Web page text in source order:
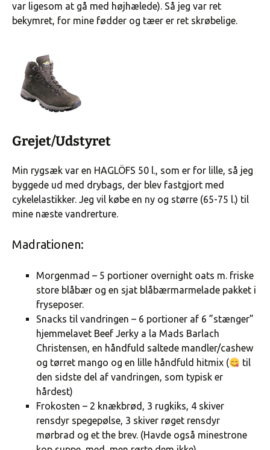
var ligesom at gå med højhælede). Så jeg var ret
bekymret, for mine fødder og tæer er ret skrøbelige.
Grejet/Udstyret
Min rygsæk var en HAGLÖFS 50 l., som er for lille, så jeg
byggede ud med drybags, der blev fastgjort med
cykelelastikker. Jeg vil købe en ny og større (65-75 l.) til
mine næste vandrerture.
Madrationen:
Morgenmad – 5 portioner overnight oats m. friske
store blåbær og en sjat blåbærmarmelade pakket i
fryseposer.
Snacks til vandringen – 6 portioner af 6 ”stænger”
hjemmelavet Beef Jerky a la Mads Barlach
Christensen, en håndfuld saltede mandler/cashew
og tørret mango og en lille håndfuld hitmix (
til
den sidste del af vandringen, som typisk er
hårdest)
Frokosten – 2 knækbrød, 3 rugkiks, 4 skiver
rensdyr spegepølse, 3 skiver røget rensdyr
mørbrad og et the brev. (Havde også minestrone